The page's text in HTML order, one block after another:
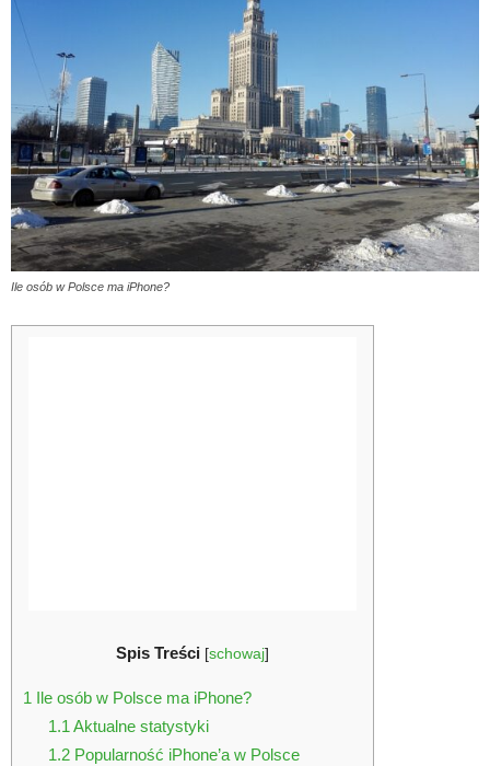
Ile osób w Polsce ma iPhone?
Spis Treści [schowaj]
1 Ile osób w Polsce ma iPhone?
1.1 Aktualne statystyki
1.2Popularność iPhone’a w Polsce